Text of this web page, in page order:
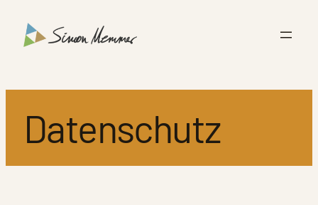
Inhalt
Datenschutz